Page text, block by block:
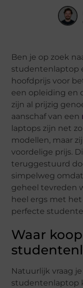
Ben je op zoek
studentenlaptop
hoofdprijs voor
een opleiding en
zijn al prijzig
aanschaf van een
laptops zijn net
modellen, maar
voordelige prijs.
teruggestuurd
simpelweg
geheel tevreden
heel ergs met
perfecte
Waar
Natuurlijk vraag
studentenlaptop